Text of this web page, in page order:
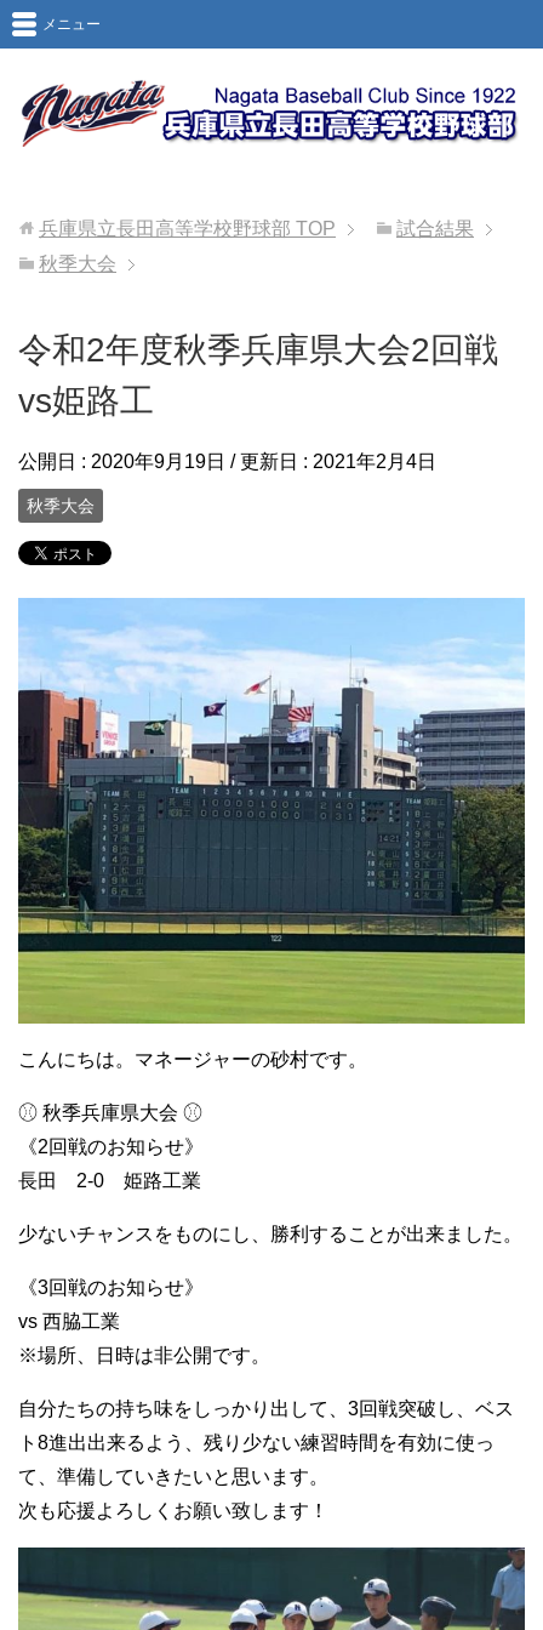
メニュー
兵庫県立長田高等学校野球部 TOP
試合結果
秋季大会
令和2年度秋季兵庫県大会2回戦
vs姫路工
公開日 : 2020年9月19日 / 更新日 : 2021年2月4日
秋季大会
こんにちは。マネージャーの砂村です。
⚾︎ 秋季兵庫県大会 ⚾︎
《2回戦のお知らせ》
長田 2-0 姫路工業
少ないチャンスをものにし、勝利することが出来ました。
《3回戦のお知らせ》
vs 西脇工業
※場所、日時は非公開です。
自分たちの持ち味をしっかり出して、3回戦突破し、ベス
ト8進出出来るよう、残り少ない練習時間を有効に使っ
て、準備していきたいと思います。
次も応援よろしくお願い致します！